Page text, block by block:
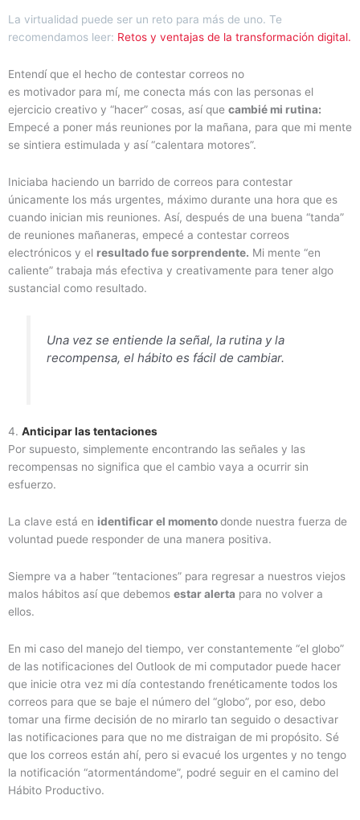
La virtualidad puede ser un reto para más de uno. Te
recomendamos leer: Retos y ventajas de la transformación digital.
Entendí que el hecho de contestar correos no
es motivador para mí, me conecta más con las personas el
ejercicio creativo y “hacer” cosas, así que cambié mi rutina:
Empecé a poner más reuniones por la mañana, para que mi mente
se sintiera estimulada y así “calentara motores”.
Iniciaba haciendo un barrido de correos para contestar
únicamente los más urgentes, máximo durante una hora que es
cuando inician mis reuniones. Así, después de una buena “tanda”
de reuniones mañaneras, empecé a contestar correos
electrónicos y el resultado fue sorprendente. Mi mente “en
caliente” trabaja más efectiva y creativamente para tener algo
sustancial como resultado.
Una vez se entiende la señal, la rutina y la
recompensa, el hábito es fácil de cambiar.
4. Anticipar las tentaciones
Por supuesto, simplemente encontrando las señales y las
recompensas no significa que el cambio vaya a ocurrir sin
esfuerzo.
La clave está en identificar el momentodonde nuestra fuerza de
voluntad puede responder de una manera positiva.
Siempre va a haber “tentaciones” para regresar a nuestros viejos
malos hábitos así que debemos estar alerta para no volver a
ellos.
En mi caso del manejo del tiempo, ver constantemente “el globo”
de las notificaciones del Outlook de mi computador puede hacer
que inicie otra vez mi día contestando frenéticamente todos los
correos para que se baje el número del “globo”, por eso, debo
tomar una firme decisión de no mirarlo tan seguido o desactivar
las notificaciones para que no me distraigan de mi propósito. Sé
que los correos están ahí, pero si evacué los urgentes y no tengo
la notificación “atormentándome”, podré seguir en el camino del
Hábito Productivo.